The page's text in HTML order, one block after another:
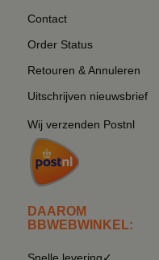
Contact
Order Status
Retouren & Annuleren
Uitschrijven nieuwsbrief
Wij verzenden Postnl
DAAROM
BBWEBWINKEL: